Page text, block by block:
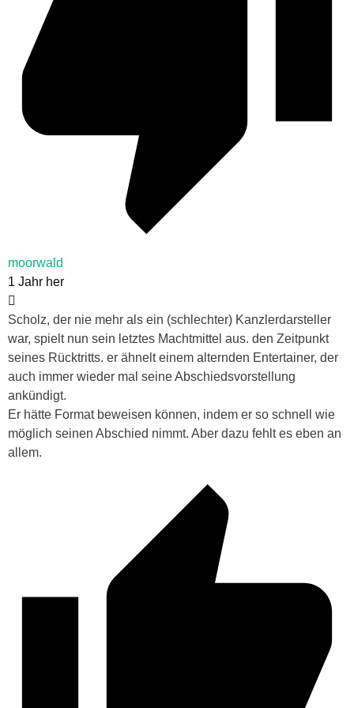
moorwald
1 Jahr her
Scholz, der nie mehr als ein (schlechter) Kanzlerdarsteller
war, spielt nun sein letztes Machtmittel aus. den Zeitpunkt
seines Rücktritts. er ähnelt einem alternden Entertainer, der
auch immer wieder mal seine Abschiedsvorstellung
ankündigt.
Er hätte Format beweisen können, indem er so schnell wie
möglich seinen Abschied nimmt. Aber dazu fehlt es eben an
allem.